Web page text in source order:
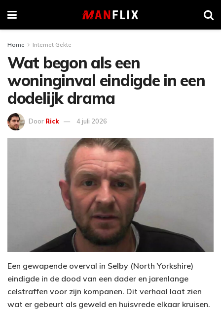
Home Internet Gekte
Wat begon als een
woninginval eindigde in een
dodelijk drama
Door Rick 4 juli 2026
Een gewapende overval in Selby (North Yorkshire)
eindigde in de dood van een dader en jarenlange
celstraffen voor zijn kompanen. Dit verhaal laat zien
wat er gebeurt als geweld en huisvrede elkaar kruisen.